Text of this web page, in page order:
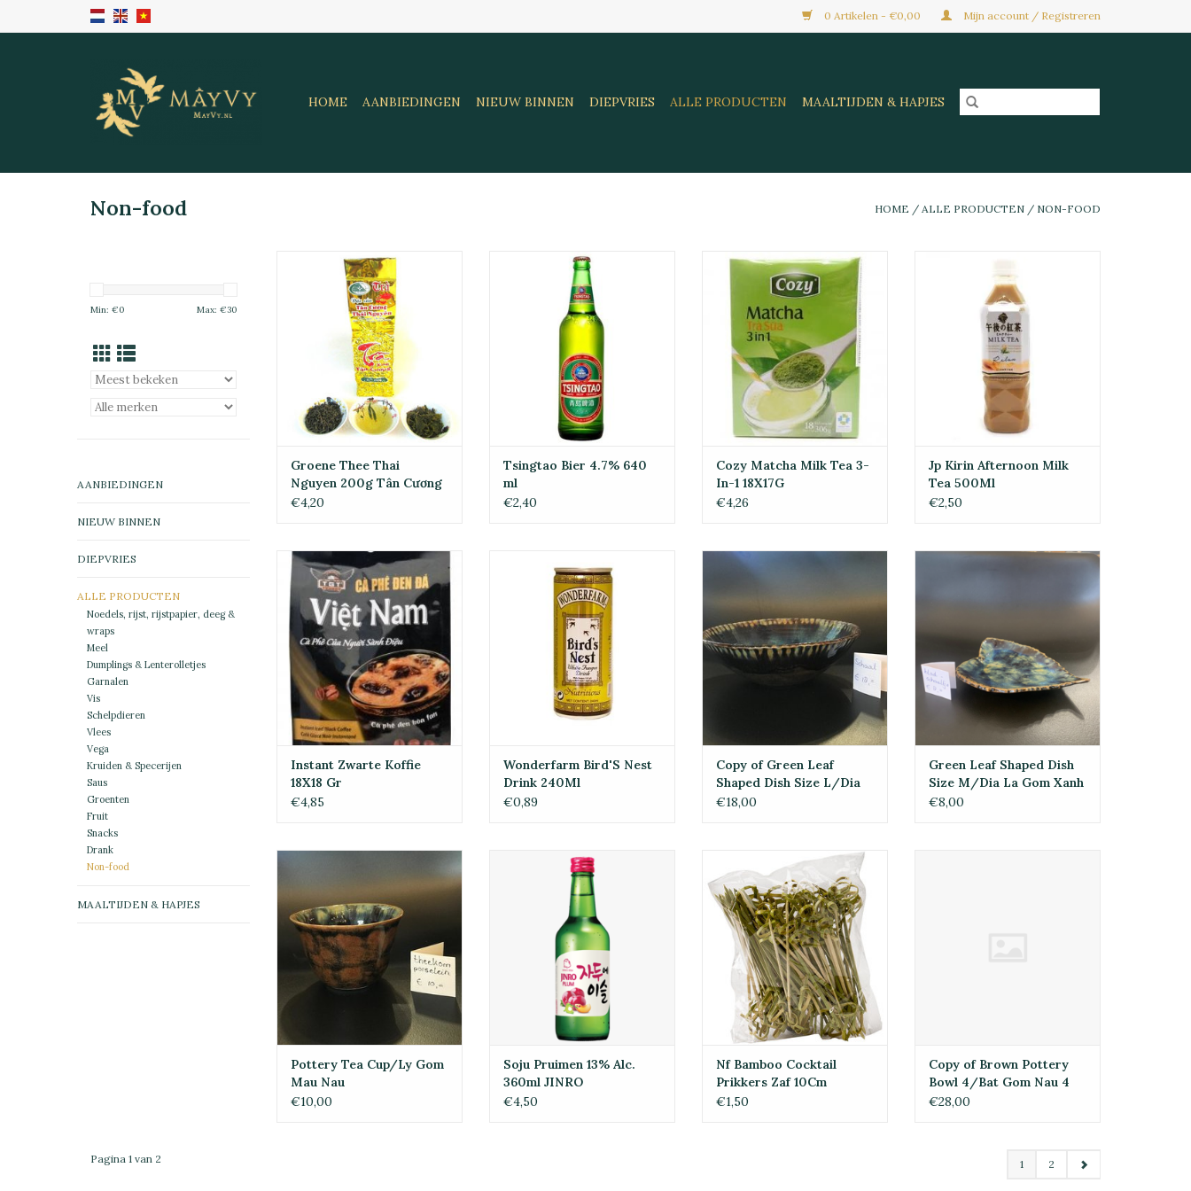
0 Artikelen - €0,00 Mijn account / Registreren
HOME AANBIEDINGEN NIEUW BINNEN DIEPVRIES ALLE PRODUCTEN MAALTIJDEN & HAPJES
Non-food HOME / ALLE PRODUCTEN / NON-FOOD
Min: €0 Max: €30
AANBIEDINGEN
NIEUW BINNEN
DIEPVRIES
ALLE PRODUCTEN
Noedels, rijst, rijstpapier, deeg &
wraps
Meel
Dumplings & Lenterolletjes
Garnalen
Vis
Schelpdieren
Vlees
Vega
Kruiden & Specerijen
Saus
Groenten
Fruit
Snacks
Drank
Non-food
MAALTIJDEN & HAPJES
Groene Thee Thai Nguyen 200g
Tân Cương
TOEVOEGEN AAN
WINKELWAGEN
Groene Thee Thai
Nguyen 200g Tân Cương
€4,20
Tsingtao Bier 4.7% 640 ml
TOEVOEGEN AAN
WINKELWAGEN
Tsingtao Bier 4.7% 640
ml
€2,40
Cozy Matcha Milk Tea 3-In-1
18X17G
TOEVOEGEN AAN
WINKELWAGEN
Cozy Matcha Milk Tea 3-
In-1 18X17G
€4,26
Jp Kirin Afternoon Milk Tea
500Ml
TOEVOEGEN AAN
WINKELWAGEN
Jp Kirin Afternoon Milk
Tea 500Ml
€2,50
Instant Zwarte Koffie 18X18 Gr
TOEVOEGEN AAN
WINKELWAGEN
Instant Zwarte Koffie
18X18 Gr
€4,85
240Ml
TOEVOEGEN AAN
WINKELWAGEN
Wonderfarm Bird'S Nest
Drink 240Ml
€0,89
Copy of Green Leaf Shaped Dish
Size L/Dia La Gom Xanh Size L
WINKELWAGEN
Copy of Green Leaf
Shaped Dish Size L/Dia
La Gom Xanh Size L
€18,00
Green Leaf Shaped Dish Size
TOEVOEGEN AAN
Green Leaf Shaped Dish
Size M/Dia La Gom Xanh
Size M
€8,00
TOEVOEGEN AAN
WINKELWAGEN
Pottery Tea Cup/Ly Gom
Mau Nau
€10,00
Soju Pruimen 13% Alc. 360ml
JINRO
TOEVOEGEN AAN
WINKELWAGEN
Soju Pruimen 13% Alc.
360ml JINRO
€4,50
Nf Bamboo Cocktail Prikkers Zaf
10Cm
TOEVOEGEN AAN
WINKELWAGEN
Nf Bamboo Cocktail
Prikkers Zaf 10Cm
€1,50
Copy of Brown Pottery
Bowl 4/Bat Gom Nau 4
€28,00
Pagina 1 van 2 1 2